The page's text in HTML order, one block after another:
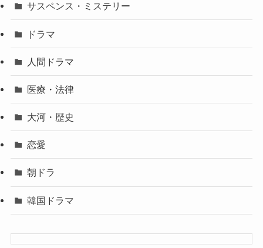
サスペンス・ミステリー
ドラマ
人間ドラマ
医療・法律
大河・歴史
恋愛
朝ドラ
韓国ドラマ